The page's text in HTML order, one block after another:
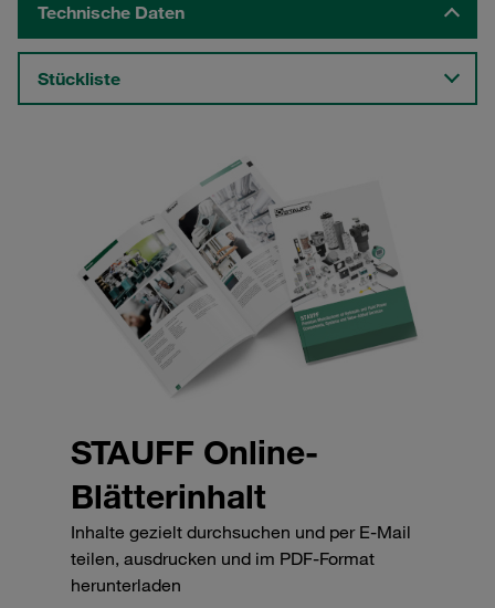
Technische Daten
Stückliste
STAUFF Online-
Blätterinhalt
Inhalte gezielt durchsuchen und per E-Mail
teilen, ausdrucken und im PDF-Format
herunterladen